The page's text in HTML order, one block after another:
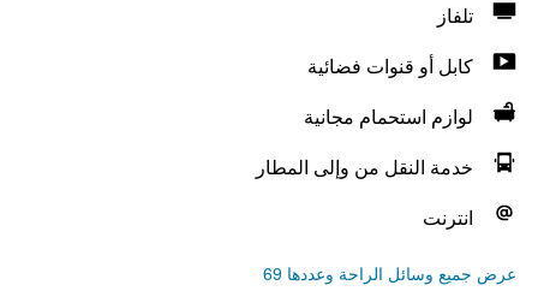
تلفاز
كابل أو قنوات فضائية
لوازم استحمام مجانية
خدمة النقل من وإلى المطار
انترنت
عرض جميع وسائل الراحة وعددها 69